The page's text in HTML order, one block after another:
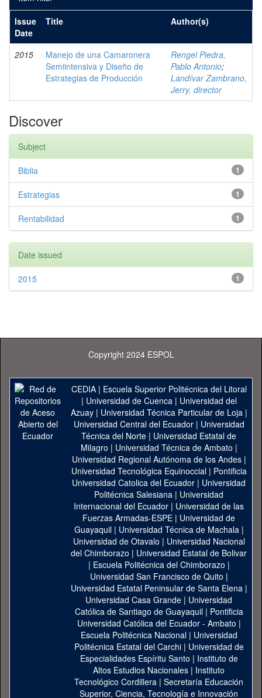
Issue
Date
Title Author(s)
2015
Manejo de una Camaronera
Semiintensiva y Diseño de
Estrategias de Producción
Rengel Piedra,
Pablo Antonio;
Landívar Zambrano,
Jerry, director
Discover
Subject
1
Biblia
1
Estrategias
1
Rentabilidad
Date issued
1
2015
Copyright 2024 ESPOL
CEDIA| Escuela Superior Politécnica del Litoral
| Universidad de Cuenca| Universidad del
Azuay| Universidad Técnica Particular de Loja|
Universidad Central del Ecuador| Universidad
Técnica del Norte | Universidad Estatal de
Milagro | Universidad Técnica de Ambato |
Universidad Regional Autónoma de los Andes|
Universidad Tecnológica Equinoccial| Pontificia
Universidad Catolica del Ecuador | Universidad
Politécnica Salesiana | Universidad
Internacional del Ecuador | Universidad de las
Fuerzas Armadas-ESPE | Universidad de
Guayaquil| Universidad Técnica de Machala|
Universidad de Otavalo | Universidad Nacional
del Chimborazo | Universidad Estatal de Bolivar
| Escuela Politécnica del Chimborazo |
Universidad San Francisco de Quito |
Universidad Estatal Peninsular de Santa Elena|
Universidad Casa Grande | Universidad
Católica de Santiago de Guayaquil| Pontificia
Universidad Católica del Ecuador - Ambato |
Escuela Politécnica Nacional| Universidad
Politécnica Estatal del Carchi| Universidad de
Especialidades Espíritu Santo | Instituto de
Altos Estudios Nacionales | Instituto
Tecnológico Cordillera | Secretaría Educación
Superior, Ciencia, Tecnología e Innovación